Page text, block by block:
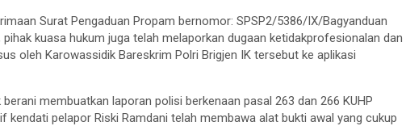
Surat Pengaduan Propam bernomor: SPSP2/5386/IX/Bagyanduan
kuasa hukum juga telah melaporkan dugaan ketidakprofesionalan dan
oleh Karowassidik Bareskrim Polri Brigjen IK tersebut ke aplikasi
membuatkan laporan polisi berkenaan pasal 263 dan 266 KUHP
kendati pelapor Riski Ramdani telah membawa alat bukti awal yang cukup